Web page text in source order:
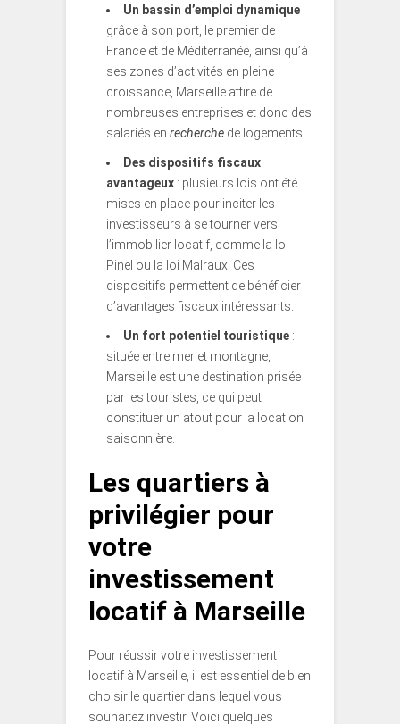
Un bassin d’emploi dynamique :
grâce à son port, le premier de
France et de Méditerranée, ainsi qu’à
ses zones d’activités en pleine
croissance, Marseille attire de
nombreuses entreprises et donc des
salariés en recherche de logements.
Des dispositifs fiscaux
avantageux : plusieurs lois ont été
mises en place pour inciter les
investisseurs à se tourner vers
l’immobilier locatif, comme la loi
Pinel ou la loi Malraux. Ces
dispositifs permettent de bénéficier
d’avantages fiscaux intéressants.
Un fort potentiel touristique :
située entre mer et montagne,
Marseille est une destination prisée
par les touristes, ce qui peut
constituer un atout pour la location
saisonnière.
Les quartiers à
privilégier pour
votre
investissement
locatif à Marseille
Pour réussir votre investissement
locatif à Marseille, il est essentiel de bien
choisir le quartier dans lequel vous
souhaitez investir. Voici quelques